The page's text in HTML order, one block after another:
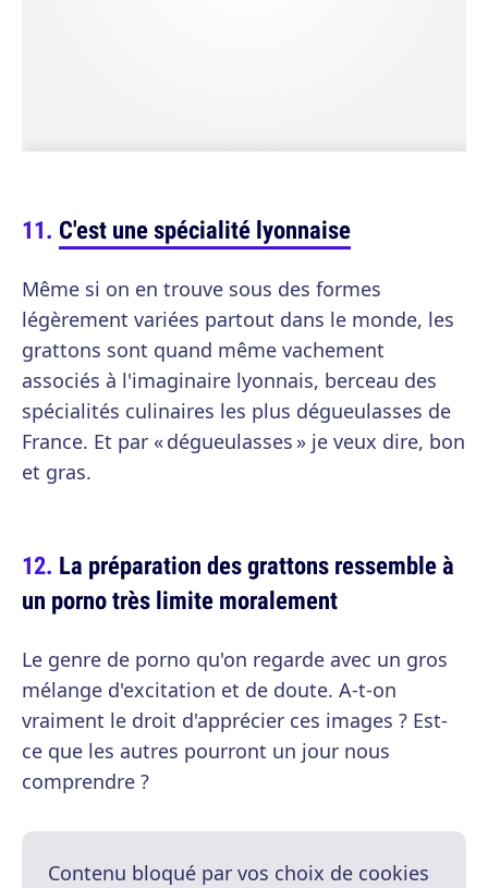
C'est une spécialité lyonnaise
Même si on en trouve sous des formes
légèrement variées partout dans le monde, les
grattons sont quand même vachement
associés à l'imaginaire lyonnais, berceau des
spécialités culinaires les plus dégueulasses de
France. Et par « dégueulasses » je veux dire, bon
et gras.
La préparation des grattons ressemble à
un porno très limite moralement
Le genre de porno qu'on regarde avec un gros
mélange d'excitation et de doute. A-t-on
vraiment le droit d'apprécier ces images ? Est-
ce que les autres pourront un jour nous
comprendre ?
Contenu bloqué par vos choix de cookies